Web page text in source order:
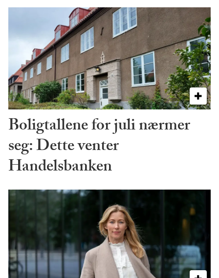
Boligtallene for juli nærmer
seg: Dette venter
Handelsbanken